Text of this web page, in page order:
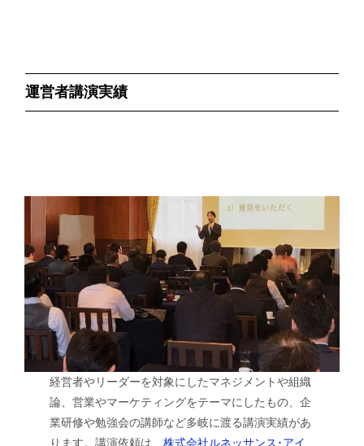
運営者講演実績
経営者やリーダーを対象にしたマネジメントや組織
論、営業やマーケティングをテーマにしたもの、企
業研修や勉強会の講師など多岐に渡る講演実績があ
ります。講演依頼は、株式会社ルネッサンス･アイ